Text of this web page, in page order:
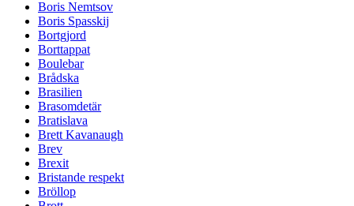
Boris Nemtsov
Boris Spasskij
Bortgjord
Borttappat
Boulebar
Brådska
Brasilien
Brasomdetär
Bratislava
Brett Kavanaugh
Brev
Brexit
Bristande respekt
Bröllop